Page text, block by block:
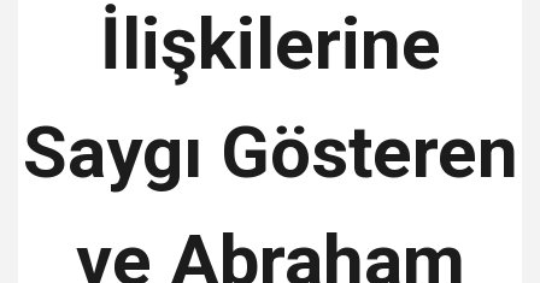
İlişkilerine
Saygı Gösteren
ve Abraham